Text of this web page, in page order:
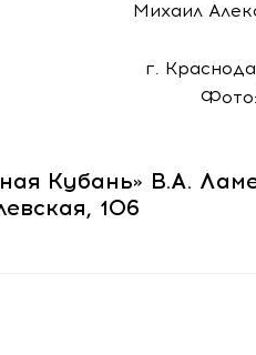
Михаил
г.
Кубань» В.А.
106